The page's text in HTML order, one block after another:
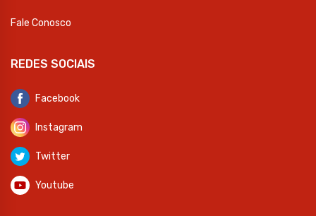
Fale Conosco
REDES SOCIAIS
Facebook
Instagram
Twitter
Youtube